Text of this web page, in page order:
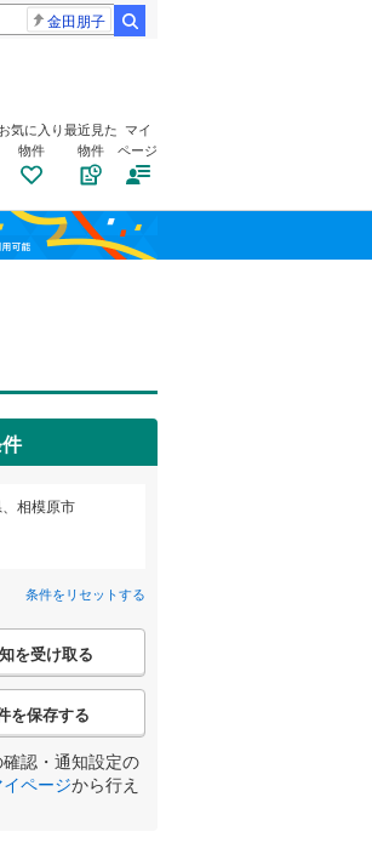
金田朋子
お気に入り
物件
最近見た
物件
マイ
ページ
相模原市
条件をリセットする
を受け取る
を保存する
認・通知設定の
イページから行え
沖縄
ン(0)
島線 (0)
線
ム（0）
）
）
内（0）